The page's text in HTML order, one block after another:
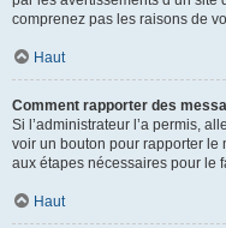
comprenez pas les raisons de
Haut
Comment rapporter des
Si l’administrateur l’a permis,
voir un bouton pour rapporter le
aux étapes nécessaires pour le
Haut